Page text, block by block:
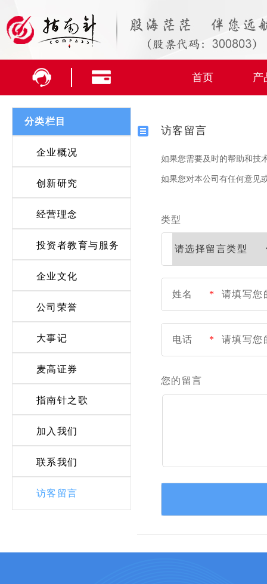
首页 产
分类栏目
企业概况
创新研究
经营理念
投资者教育与服务
企业文化
公司荣誉
大事记
麦高证券
指南针之歌
加入我们
联系我们
访客留言
访客留言
如果您需要及时的帮助和技
如果您对本公司有任何意见
类型
姓名 *
电话 *
您的留言